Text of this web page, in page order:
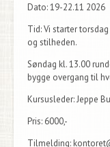
Dato:19-22.11 2026
Tid:Vi starter
og stilheden.
Søndag kl. 13.00
bygge overgang til
Kursusleder:Jeppe
Pris: 6000,-
Tilmelding: